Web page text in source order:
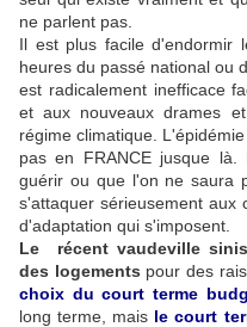
ne parlent pas.
Il est plus facile d'endormir
heures du passé national ou
est radicalement inefficace
et aux nouveaux drames
régime climatique.
pas en FRANCE jusque
guérir ou que l'on ne saura
s'attaquer sérieusement aux
d'adaptation qui s'imposent.
Le récent vaudeville
des logements pour des
choix du court terme
long terme, mais le court